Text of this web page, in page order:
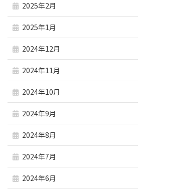
2025年2月
2025年1月
2024年12月
2024年11月
2024年10月
2024年9月
2024年8月
2024年7月
2024年6月